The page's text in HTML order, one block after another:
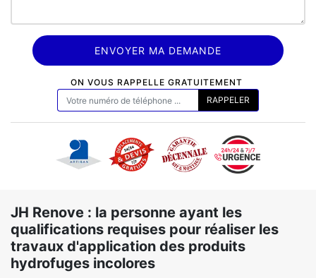
ON VOUS RAPPELLE GRATUITEMENT
JH Renove : la personne ayant les
qualifications requises pour réaliser les
travaux d'application des produits
hydrofuges incolores